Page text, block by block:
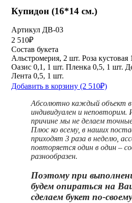
Купидон (16*14 см.)
Артикул ДВ-03
2 510₽
Состав букета
Альстромерия, 2 шт. Роза кустовая
Оазис 0,1, 1 шт. Пленка 0,5, 1 шт.
Лента 0,5, 1 шт.
Добавить в корзину (2 510₽)
Абсолютно каждый объект в
индивидуален и
причине мы не делаем
Плюс ко всему, в наших
приходят 3 раза в неделю,
повторяется один в один –
разнообразен.
Поэтому при
будем опираться на
сделаем букет по-